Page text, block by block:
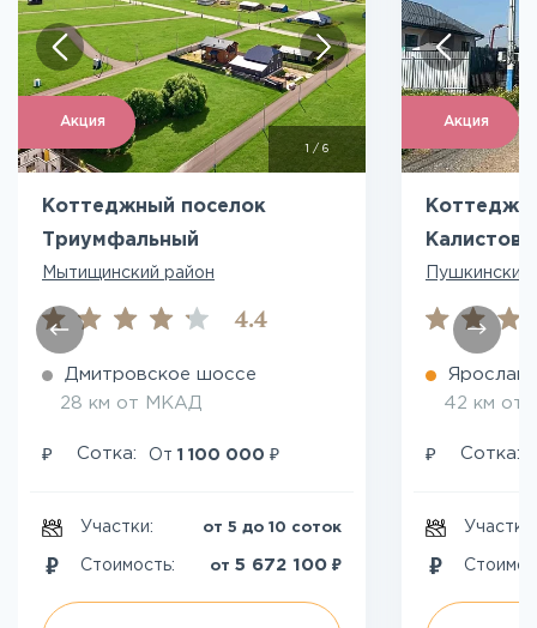
Акция
1 / 6
Коттеджный поселок
Триумфальный
Мытищинский район
4.4
Дмитровское шоссе
28 км от МКАД
₽ Сотка: От 1 100 000 ₽
Участки: от 5 до 10 соток
Стоимость: от 5 672 100 ₽
Акция
Калистово
Пушкинский
42 км от
₽ Сотка:
Участки: